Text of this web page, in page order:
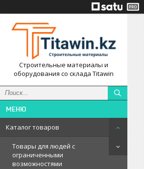
Строительные материалы и
оборудования со склада Titawin
Каталог товаров
Товары для людей с
ограниченными
возможностями